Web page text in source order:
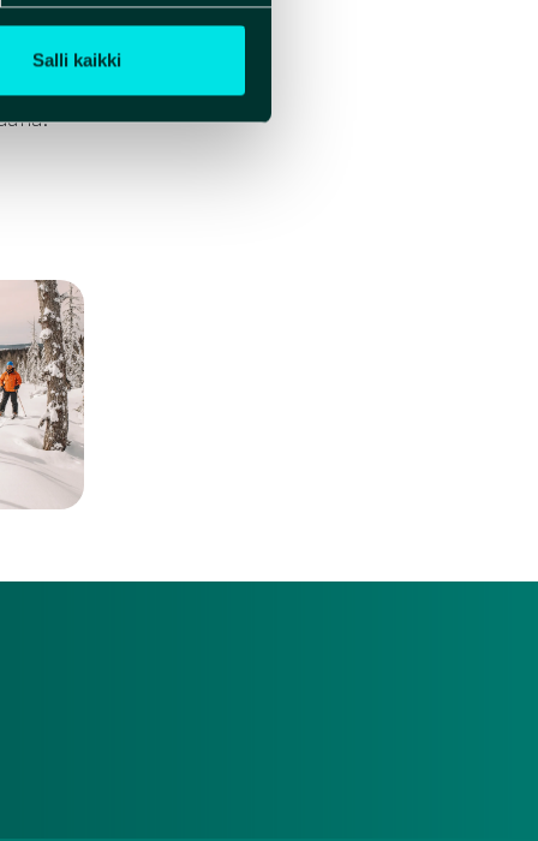
Salli kaikki